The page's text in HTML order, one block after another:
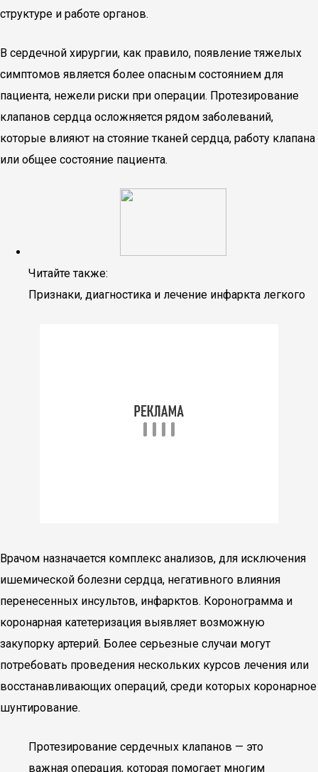
структуре и работе органов.
В сердечной хирургии, как правило, появление тяжелых
симптомов является более опасным состоянием для
пациента, нежели риски при операции. Протезирование
клапанов сердца осложняется рядом заболеваний,
которые влияют на стояние тканей сердца, работу клапана
или общее состояние пациента.
Читайте также:
Признаки, диагностика и лечение инфаркта легкого
Врачом назначается комплекс анализов, для исключения
ишемической болезни сердца, негативного влияния
перенесенных инсультов, инфарктов. Коронограмма и
коронарная катетеризация выявляет возможную
закупорку артерий. Более серьезные случаи могут
потребовать проведения нескольких курсов лечения или
восстанавливающих операций, среди которых коронарное
шунтирование.
Протезирование сердечных клапанов — это
важная операция, которая помогает многим